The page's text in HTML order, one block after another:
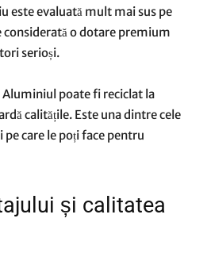
este evaluată mult mai sus pe
considerată o dotare premium
serioși.
Aluminiul poate fi reciclat la
calitățile. Este una dintre cele
care le poți face pentru
și calitatea